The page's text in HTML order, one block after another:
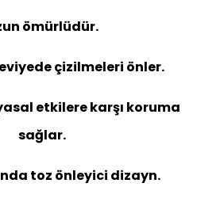
ömürlüdür.
çizilmeleri önler.
etkilere karşı koruma
sağlar.
toz önleyici dizayn.